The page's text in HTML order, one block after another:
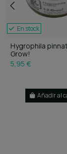
En stock
Hygrophila
Grow!
5,95 €
Añadir al